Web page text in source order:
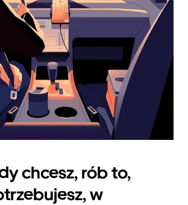
chcesz, rób to,
w